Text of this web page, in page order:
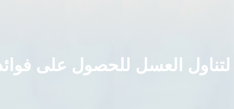
العسل للحصول على